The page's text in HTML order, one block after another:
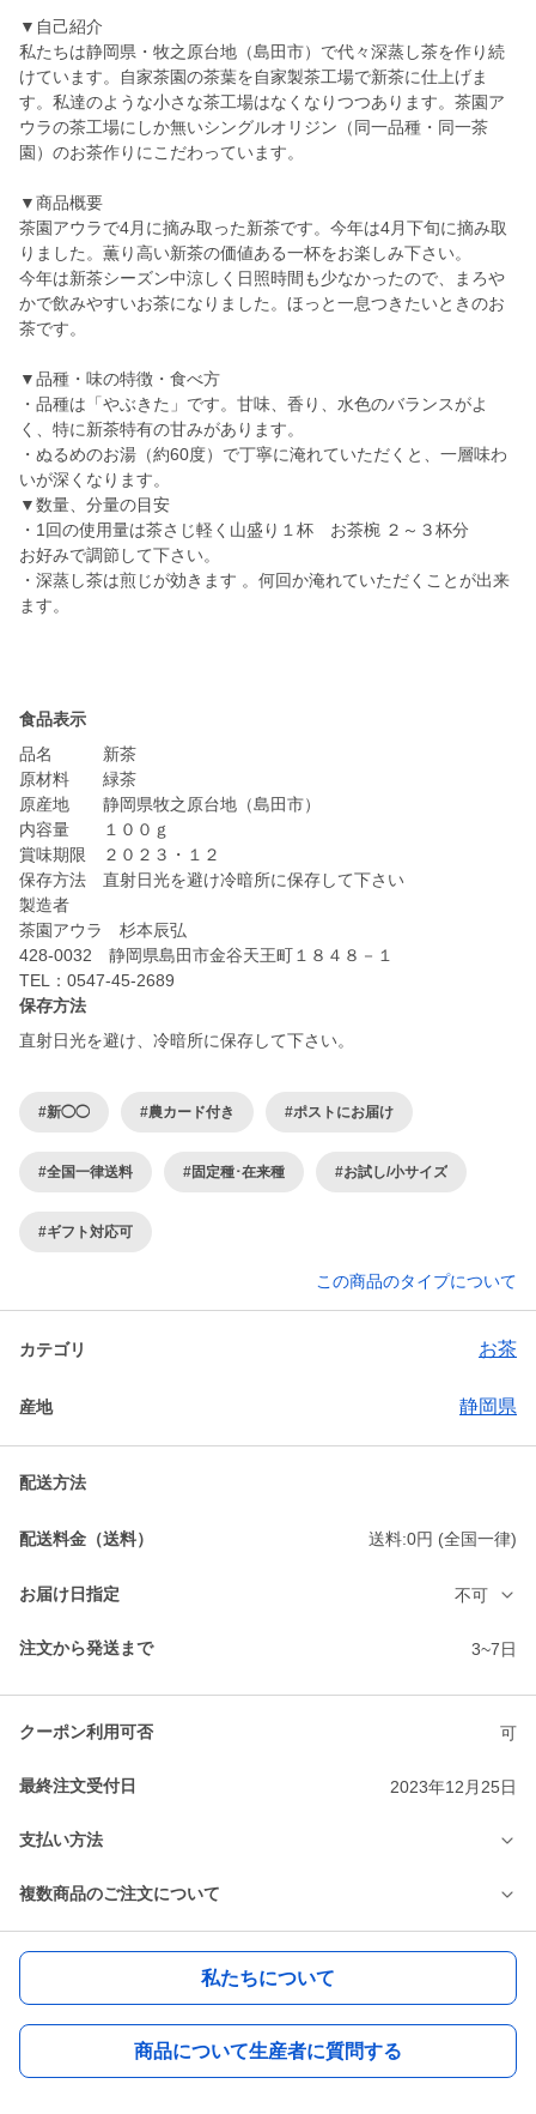
▼自己紹介
私たちは静岡県・牧之原台地（島田市）で代々深蒸し茶を作り続
けています。自家茶園の茶葉を自家製茶工場で新茶に仕上げま
す。私達のような小さな茶工場はなくなりつつあります。茶園ア
ウラの茶工場にしか無いシングルオリジン（同一品種・同一茶
園）のお茶作りにこだわっています。
▼商品概要
茶園アウラで4月に摘み取った新茶です。今年は4月下旬に摘み取
りました。薫り高い新茶の価値ある一杯をお楽しみ下さい。
今年は新茶シーズン中涼しく日照時間も少なかったので、まろや
かで飲みやすいお茶になりました。ほっと一息つきたいときのお
茶です。
▼品種・味の特徴・食べ方
・品種は「やぶきた」です。甘味、香り、水色のバランスがよ
く、特に新茶特有の甘みがあります。
・ぬるめのお湯（約60度）で丁寧に淹れていただくと、一層味わ
いが深くなります。
▼数量、分量の目安
・1回の使用量は茶さじ軽く山盛り１杯 お茶椀 ２～３杯分
お好みで調節して下さい。
・深蒸し茶は煎じが効きます 。何回か淹れていただくことが出来
ます。
食品表示
品名 新茶
原材料 緑茶
原産地 静岡県牧之原台地（島田市）
内容量 １００ｇ
賞味期限 ２０２３・１２
保存方法 直射日光を避け冷暗所に保存して下さい
製造者
茶園アウラ 杉本辰弘
428-0032 静岡県島田市金谷天王町１８４８－１
保存方法
直射日光を避け、冷暗所に保存して下さい。
#新◯◯ #農カード付き #ポストにお届け
#全国一律送料 #固定種･在来種 #お試し/小サイズ
#ギフト対応可
この商品のタイプについて
カテゴリ お茶
産地 静岡県
配送方法
配送料金（送料） 送料:0円 (全国一律)
お届け日指定 不可
注文から発送まで 3~7日
クーポン利用可否 可
最終注文受付日 2023年12月25日
支払い方法
複数商品のご注文について
私たちについて
商品について生産者に質問する